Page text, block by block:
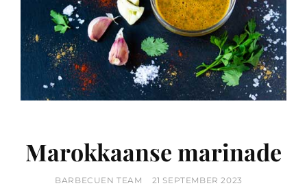
Marokkaanse marinade
BY
BARBECUEN TEAM
POSTED
21 SEPTEMBER 2023